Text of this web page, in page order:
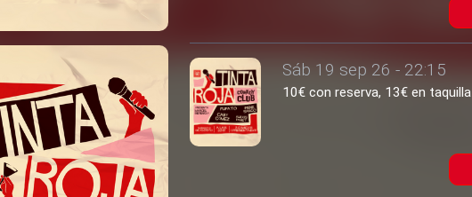
Sáb 19 sep 26 - 22:15
10€ con reserva, 13€ en taquilla